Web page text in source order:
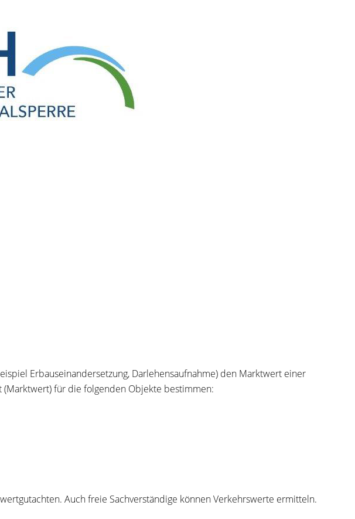
Erbauseinandersetzung, Darlehensaufnahme) den Marktwert einer
für die folgenden Objekte bestimmen:
Auch freie Sachverständige können Verkehrswerte ermitteln.